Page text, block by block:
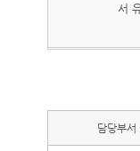
서
담당부서